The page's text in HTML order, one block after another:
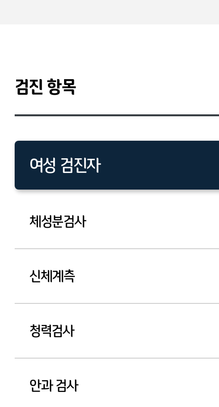
검진 항목
여성 검진자
남성 검진자
체성분검사
신체계측
청력검사
안과 검사